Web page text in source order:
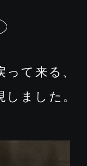
て来る、
ました。